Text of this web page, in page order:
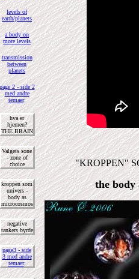
levels of
earth/planets
a body on
more levels
transmission
between
planets
2 - side 2
med andre
temaer:
hva er
hjernen?
THE BRAIN
Valgets sone
- zone of
choice
kroppen som
univers -
body as
microcosmos
negative
tankers byrde
page3 - side
3 med andre
temaer:
"KROPPEN"
the